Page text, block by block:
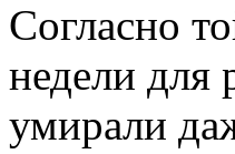
Согласно
недели для
умирали